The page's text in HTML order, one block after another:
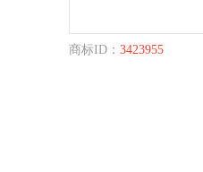
商标ID： 3423955